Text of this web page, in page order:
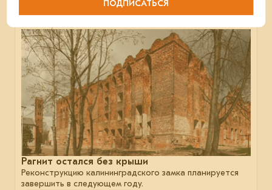
11 октября 2024
Рагнит остался без крыши
Реконструкцию калининградского замка планируется
завершить в следующем году.
ПОДПИСАТЬСЯ